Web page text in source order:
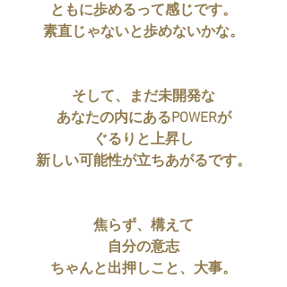
ともに歩めるって感じです。
素直じゃないと歩めないかな。
そして、まだ未開発な
あなたの内にあるPOWERが
ぐるりと上昇し
新しい可能性が立ちあがるです。
焦らず、構えて
自分の意志
ちゃんと出押しこと、大事。